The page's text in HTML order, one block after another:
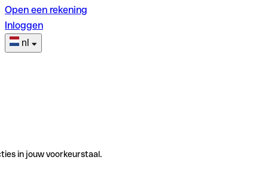
Open een rekening
Inloggen
nl
in jouw voorkeurstaal.